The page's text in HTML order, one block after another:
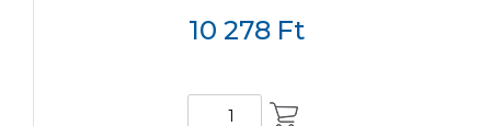
10 278 Ft